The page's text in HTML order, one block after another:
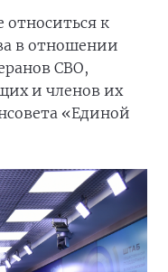
к
в отношении
СВО,
и членов их
«Единой